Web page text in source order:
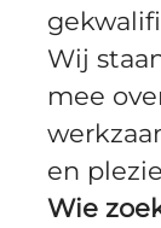
Wij
mee
en
Wie